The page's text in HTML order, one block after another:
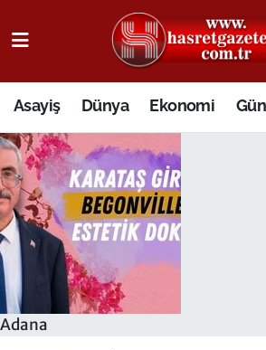
Asayiş Dünya Ekonomi
Adana
Osmaniye Nöbetçi Eczaneler
Osmaniye Hava Durumu
Osmaniye Trafik Yoğunluk
Süper Lig Puan Durumu ve
Tüm Manşetler
Son Dakika Haberleri